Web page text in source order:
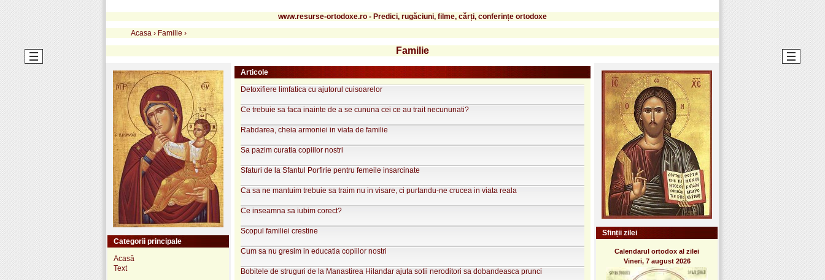
www.resurse-ortodoxe.ro - Predici, rugăciuni, filme, cărți, conferințe ortodoxe
Acasa › Familie ›
Familie
Categorii principale
Acasă
Text
Articole
Detoxifiere limfatica cu ajutorul cuisoarelor
Ce trebuie sa faca inainte de a se cununa cei ce au trait necununati?
Rabdarea, cheia armoniei in viata de familie
Sa pazim curatia copiilor nostri
Sfaturi de la Sfantul Porfirie pentru femeile insarcinate
Ca sa ne mantuim trebuie sa traim nu in visare, ci purtandu-ne crucea in viata reala
Ce inseamna sa iubim corect?
Scopul familiei crestine
Cum sa nu gresim in educatia copiilor nostri
Bobitele de struguri de la Manastirea Hilandar ajuta sotii neroditori sa dobandeasca prunci
Sfinții zilei
Calendarul ortodox al zilei
Vineri, 7 august 2026